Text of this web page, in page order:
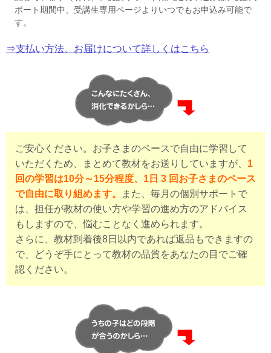
ポート期間中、受講生専用ページよりいつでもお申込み可能で
す。
⇒支払い方法、お届けについて詳しくはこちら
ご安心ください。お子さまのペースで自由に学習して
いただくため、まとめて教材をお送りしていますが、 1
回の学習は10分～15分程度、1日 3 回お子さまのペース
で自由に取り組めます。
また、毎月の個別サポートで
は、担任が教材の使い方や学習の進め方のアドバイス
もしますので、悩むことなく進められます。
さらに、教材到着後8日以内であれば返品もできますの
で、どうぞ手にとって教材の品質をあなたの目でご確
認ください。